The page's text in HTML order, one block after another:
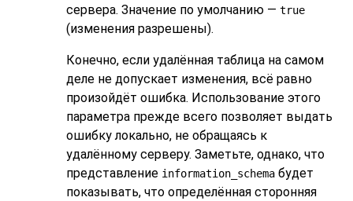
сервера. Значение по умолчанию — true
(изменения разрешены).
Конечно, если удалённая таблица на самом
деле не допускает изменения, всё равно
произойдёт ошибка. Использование этого
параметра прежде всего позволяет выдать
ошибку локально, не обращаясь к
удалённому серверу. Заметьте, однако, что
представление information_schema будет
показывать, что определённая сторонняя